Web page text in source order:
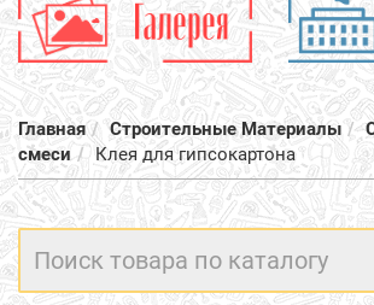
Главная Строительные Материалы
смеси
Клея для гипсокартона